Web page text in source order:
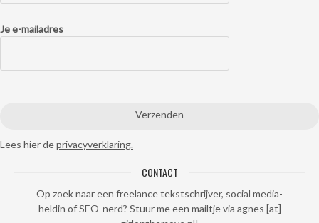
Je e-mailadres
Lees hier deprivacyverklaring.
CONTACT
Op zoek naar een freelance tekstschrijver, social media-
heldin of SEO-nerd? Stuur me een mailtje via agnes [at]